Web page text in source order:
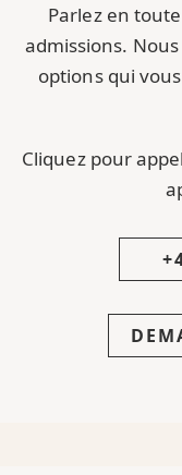
Parlez en
admissions.
options qui
Cliquez pour